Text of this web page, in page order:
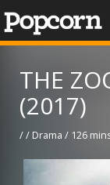
THE
(2017)
/ / Drama / 126